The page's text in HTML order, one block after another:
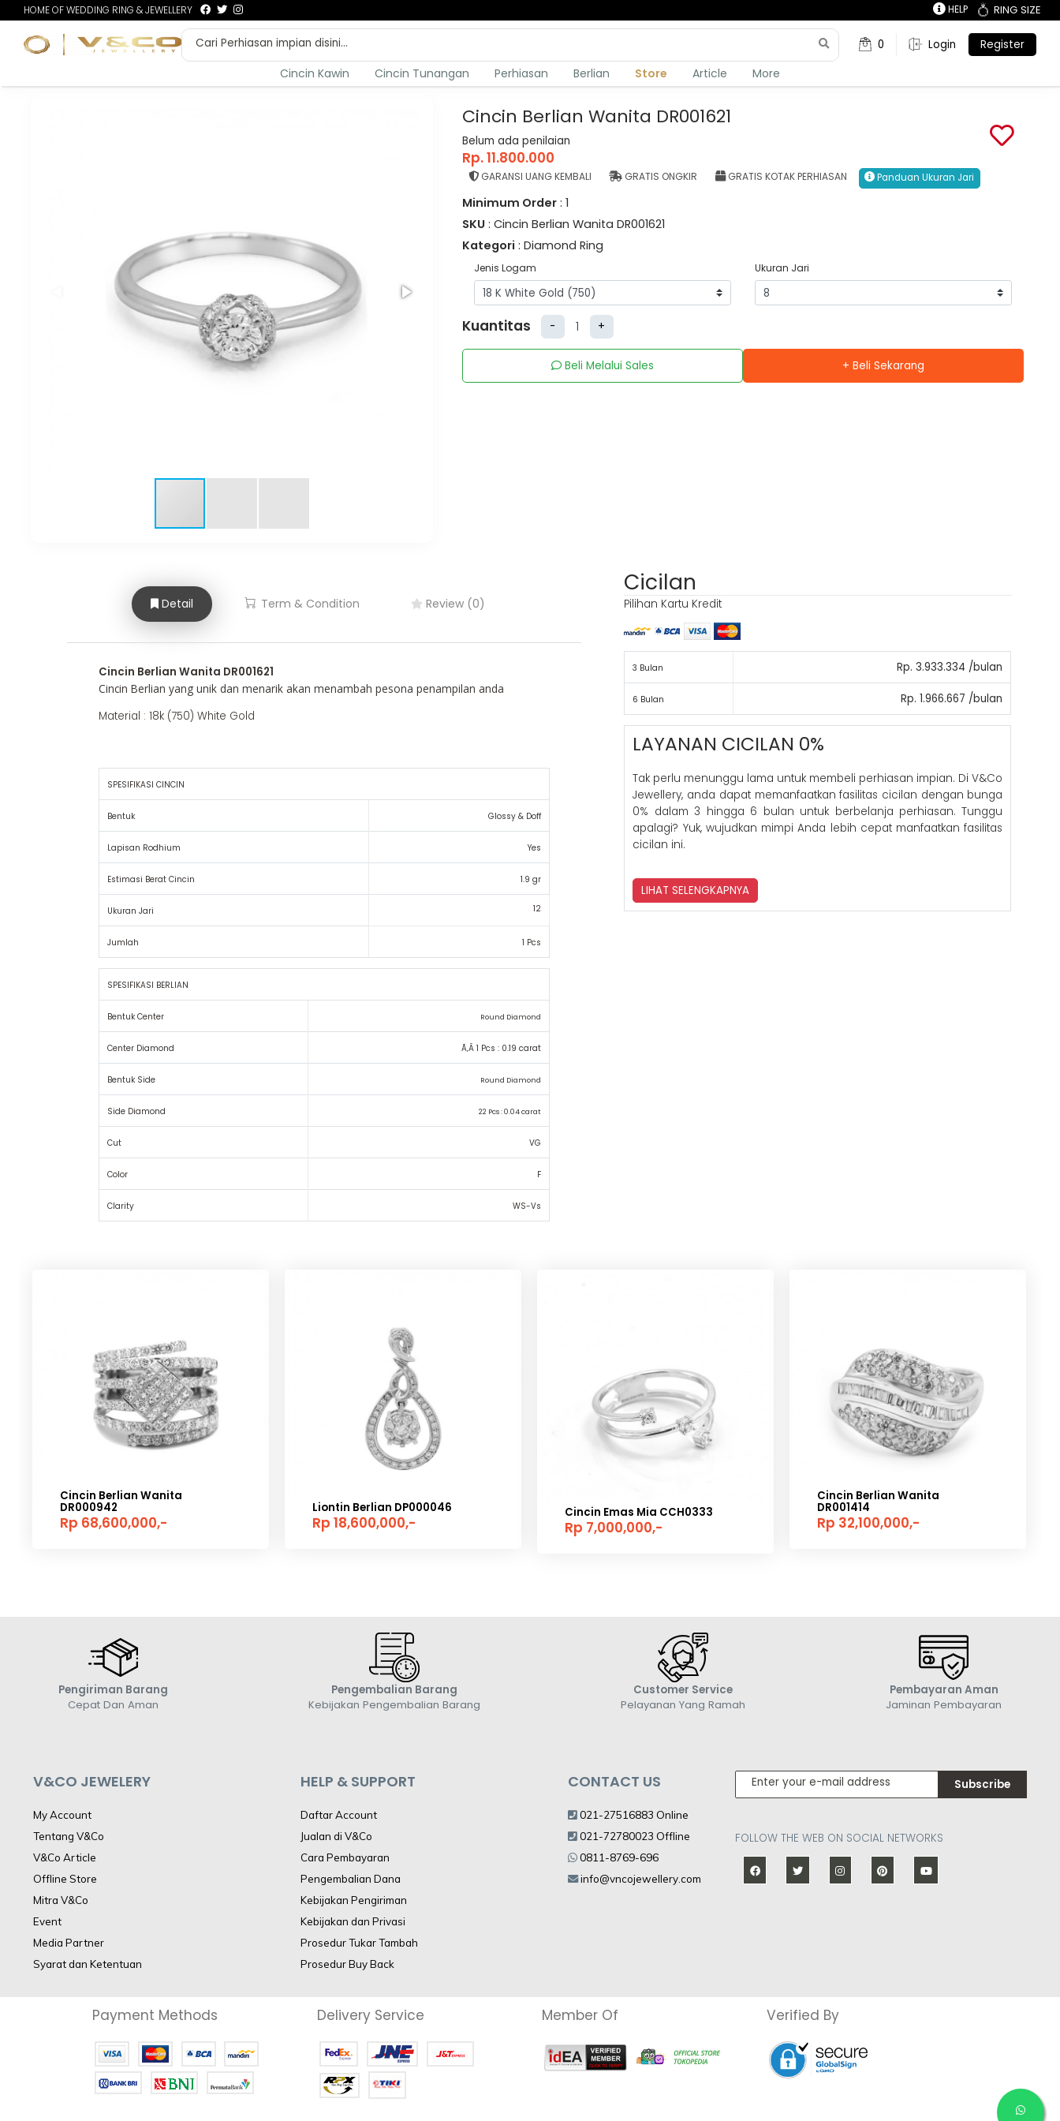
HOME OF WEDDING RING & JEWELLERY HELP RING SIZE
0 Login Register
Cincin Kawin Cincin Tunangan Perhiasan Berlian Store Article More
Cincin Berlian Wanita DR001621
Belum ada penilaian
Rp. 11.800.000
GARANSI UANG KEMBALI GRATIS ONGKIR GRATIS KOTAK PERHIASAN Panduan Ukuran Jari
Minimum Order: 1
SKU : Cincin Berlian Wanita DR001621
Kategori : Diamond Ring
Jenis Logam Ukuran Jari
Kuantitas - +
Beli Melalui Sales + Beli Sekarang
Detail Term & Condition Review (0)
Cincin Berlian Wanita DR001621
Cincin Berlian yang unik dan menarik akan menambah pesona penampilan anda
Material : 18k (750) White Gold
SPESIFIKASI CINCIN
Bentuk Glossy & Doff
Lapisan Rodhium Yes
Estimasi Berat Cincin 1.9 gr
Ukuran Jari 12
Jumlah 1 Pcs
SPESIFIKASI BERLIAN
Bentuk Center Round Diamond
Center Diamond Ã‚Â 1 Pcs : 0.19 carat
Bentuk Side Round Diamond
Side Diamond 22 Pcs : 0.04 carat
Cut VG
Color F
Clarity WS-Vs
Cicilan
Pilihan Kartu Kredit
3 Bulan Rp. 3.933.334 /bulan
6 Bulan Rp. 1.966.667 /bulan
LAYANAN CICILAN 0%
Tak perlu menunggu lama untuk membeli perhiasan impian. Di V&Co
Jewellery, anda dapat memanfaatkan fasilitas cicilan dengan bunga
0% dalam 3 hingga 6 bulan untuk berbelanja perhiasan. Tunggu
apalagi? Yuk, wujudkan mimpi Anda lebih cepat manfaatkan fasilitas
cicilan ini.
LIHAT SELENGKAPNYA
Cincin Berlian Wanita
DR000942
Rp 68,600,000,-
Liontin Berlian DP000046
Rp 18,600,000,-
Cincin Emas Mia CCH0333
Rp 7,000,000,-
Cincin Berlian Wanita
DR001414
Rp 32,100,000,-
Pengiriman Barang
Cepat Dan Aman
Pengembalian Barang
Kebijakan Pengembalian Barang
Customer Service
Pelayanan Yang Ramah
Pembayaran Aman
Jaminan Pembayaran
V&CO JEWELERY
My Account
Tentang V&Co
V&Co Article
Offline Store
Mitra V&Co
Event
Media Partner
Syarat dan Ketentuan
HELP & SUPPORT
Daftar Account
Jualan di V&Co
Cara Pembayaran
Pengembalian Dana
Kebijakan Pengiriman
Kebijakan dan Privasi
Prosedur Tukar Tambah
Prosedur Buy Back
CONTACT US
021-27516883 Online
021-72780023 Offline
0811-8769-696
info@vncojewellery.com
Subscribe
FOLLOW THE WEB ON SOCIAL NETWORKS
Payment Methods Delivery Service Member Of Verified By